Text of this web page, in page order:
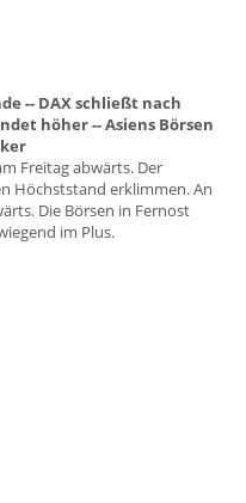
-- DAX schließt nach
höher -- Asiens Börsen
Freitag abwärts. Der
Höchststand erklimmen. An
Die Börsen in Fernost
im Plus.